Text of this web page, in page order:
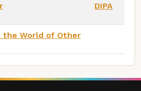
DIPA
the World of Other